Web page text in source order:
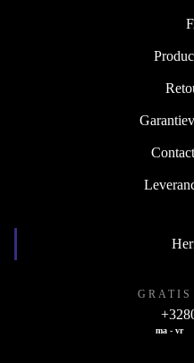
ma - vr